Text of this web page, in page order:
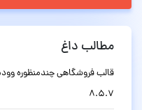
مطالب داغ
8.5.7